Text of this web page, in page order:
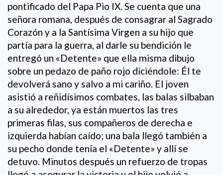
pontificado del Papa Pio IX. Se cuenta que una
señora romana, después de consagrar al Sagrado
Corazón y a la Santísima Virgen a su hijo que
partía para la guerra, al darle su bendición le
entregó un «Detente» que ella misma dibujo
sobre un pedazo de paño rojo diciéndole: Él te
devolverá sano y salvo a mi cariño. El joven
asistió a reñidísimos combates, las balas silbaban
a su alrededor, ya están muertos las tres
primeras filas, sus compañeros de derecha e
izquierda habían caído; una bala llegó también a
su pecho donde tenía el «Detente» y allí se
detuvo. Minutos después un refuerzo de tropas